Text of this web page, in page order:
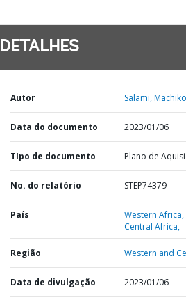
DETALHES
Autor Salami,
Data do documento 2023/01/06
TIpo de documento Plano de
No. do relatório STEP74379
País Western Africa,
Central Africa,
Região Western and
Data de divulgação 2023/01/06